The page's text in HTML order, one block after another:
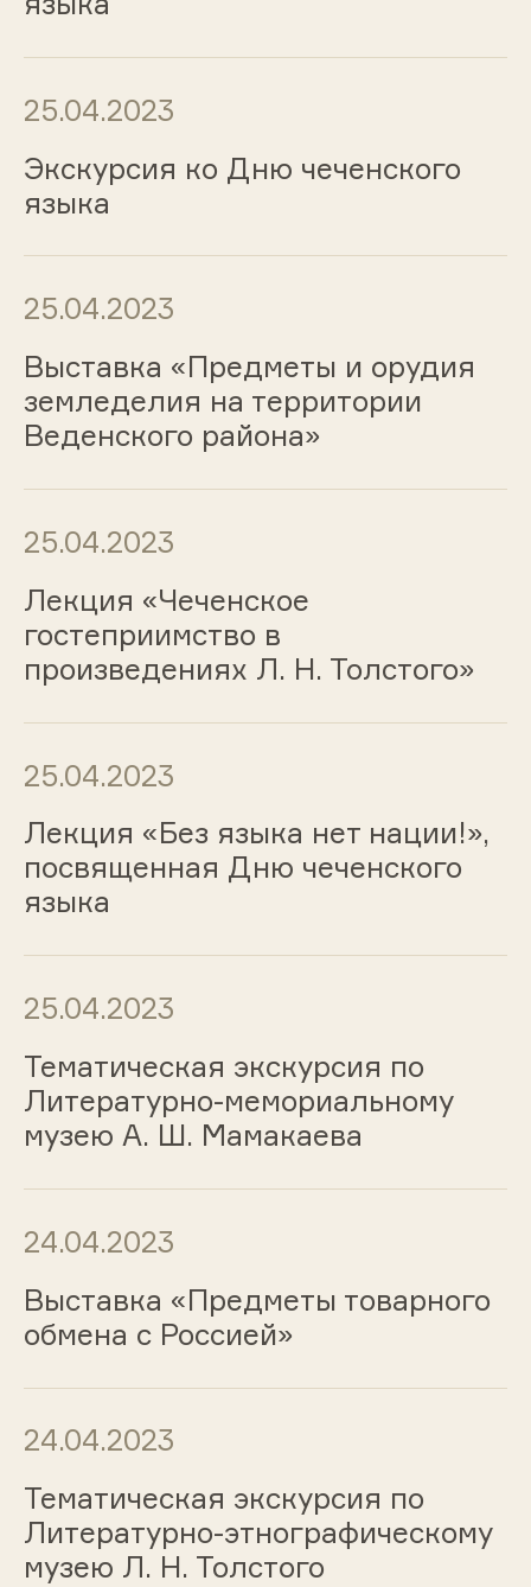
25.04.2023
Экскурсия ко Дню чеченского
языка
25.04.2023
Выставка «Предметы и орудия
земледелия на территории
Веденского района»
25.04.2023
Лекция «Чеченское
гостеприимство в
произведениях Л. Н. Толстого»
25.04.2023
Лекция «Без языка нет нации!»,
посвященная Дню чеченского
языка
25.04.2023
Тематическая экскурсия по
Литературно-мемориальному
музею А. Ш. Мамакаева
24.04.2023
Выставка «Предметы товарного
обмена с Россией»
24.04.2023
Тематическая экскурсия по
Литературно-этнографическому
музею Л. Н. Толстого